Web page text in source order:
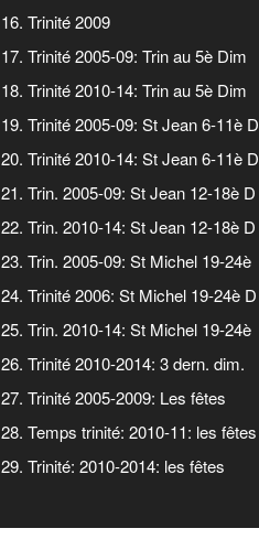
16. Trinité 2009
17. Trinité 2005-09: Trin au 5è Dim
18. Trinité 2010-14: Trin au 5è Dim
19. Trinité 2005-09: St Jean 6-11è D
20. Trinité 2010-14: St Jean 6-11è D
21. Trin. 2005-09: St Jean 12-18è D
22. Trin. 2010-14: St Jean 12-18è D
23. Trin. 2005-09: St Michel 19-24è
24. Trinité 2006: St Michel 19-24è D
25. Trin. 2010-14: St Michel 19-24è
26. Trinité 2010-2014: 3 dern. dim.
27. Trinité 2005-2009: Les fêtes
28. Temps trinité: 2010-11: les fêtes
29. Trinité: 2010-2014: les fêtes